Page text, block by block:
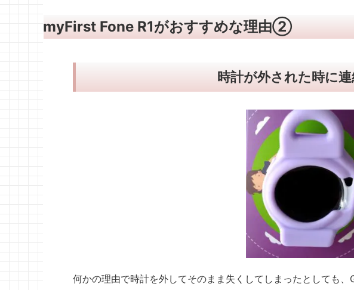
myFirst Fone R1がおすすめな理由②
時計が外された時に
何かの理由で時計を外してそのまま失くしてしまったとしても